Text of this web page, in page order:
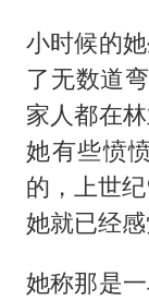
小时候的
了无数道
家人都在
她有些愤
的，上世
她就已经感
她称那是